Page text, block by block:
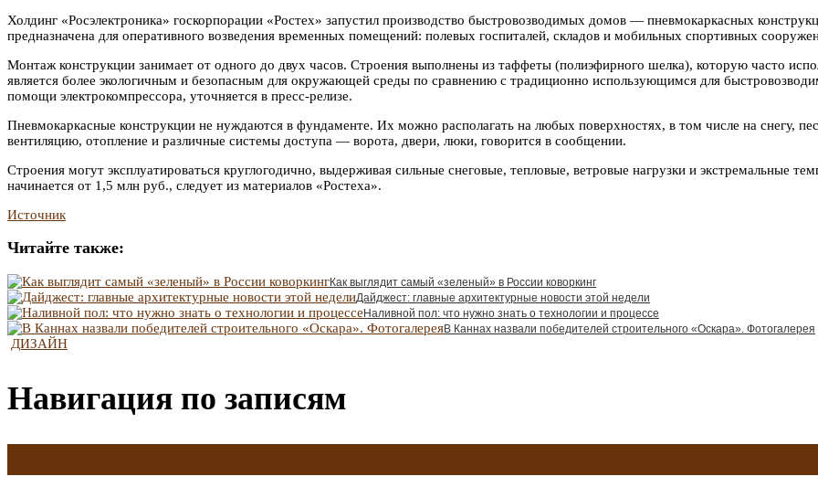
Холдинг «Росэлектроника» госкорпорации «Ростех» запустил производство быстровозводимых домов — пневмокаркасных
предназначена для оперативного возведения временных помещений: полевых госпиталей, складов и мобильных спортивных
Монтаж конструкции занимает от одного до двух часов. Строения выполнены из таффеты (полиэфирного шелка), которую часто
является более экологичным и безопасным для окружающей среды по сравнению с традиционно использующимся для
помощи электрокомпрессора, уточняется в пресс-релизе.
Пневмокаркасные конструкции не нуждаются в фундаменте. Их можно располагать на любых поверхностях, в том числе на снегу,
вентиляцию, отопление и различные системы доступа — ворота, двери, люки, говорится в сообщении.
Строения могут эксплуатироваться круглогодично, выдерживая сильные снеговые, тепловые, ветровые нагрузки и экстремальные
начинается от 1,5 млн руб., следует из материалов «Ростеха».
Источник
Читайте также:
Как выглядит самый «зеленый» в России коворкинг
Дайджест: главные архитектурные новости этой недели
Наливной пол: что нужно знать о технологии и процессе
В Каннах назвали победителей строительного «Оскара». Фотогалерея
ДИЗАЙН
Навигация по записям